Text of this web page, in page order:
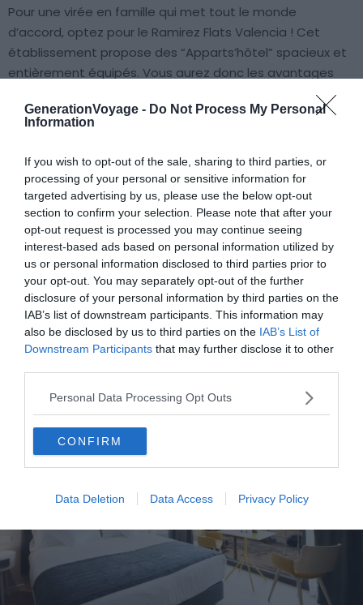
GenerationVoyage - Do Not Process My Personal
Information
If you wish to opt-out of the sale, sharing to third parties, or
processing of your personal or sensitive information for
targeted advertising by us, please use the below opt-out
section to confirm your selection. Please note that after your
opt-out request is processed you may continue seeing
interest-based ads based on personal information utilized by
us or personal information disclosed to third parties prior to
your opt-out. You may separately opt-out of the further
disclosure of your personal information by third parties on the
IAB’s list of downstream participants. This information may
also be disclosed by us to third parties on the IAB’s List of
Downstream Participants that may further disclose it to other
Personal Data Processing Opt Outs
CONFIRM
Data Deletion Data Access Privacy Policy
Pour une virée en famille qui met tout le monde
d’accord, optez pour le Ramirez Flats Valencia ! Cet
établissement propose des “Apparts’hôtel” spacieux et
entièrement équipés. Vous aurez donc les avantages
cocon familial à partir duquel visiter Valence sera un jeu
d’enfant. Par exemple, partez explorer les jardins du Turia,
ceux de Monforte ou encore la Cité des arts et des
sciences qui se trouve à proximité de l’hôtel.Voir cet
hôtel
6. Sercotel Valencia Alameda 41
Voir cet hôtel